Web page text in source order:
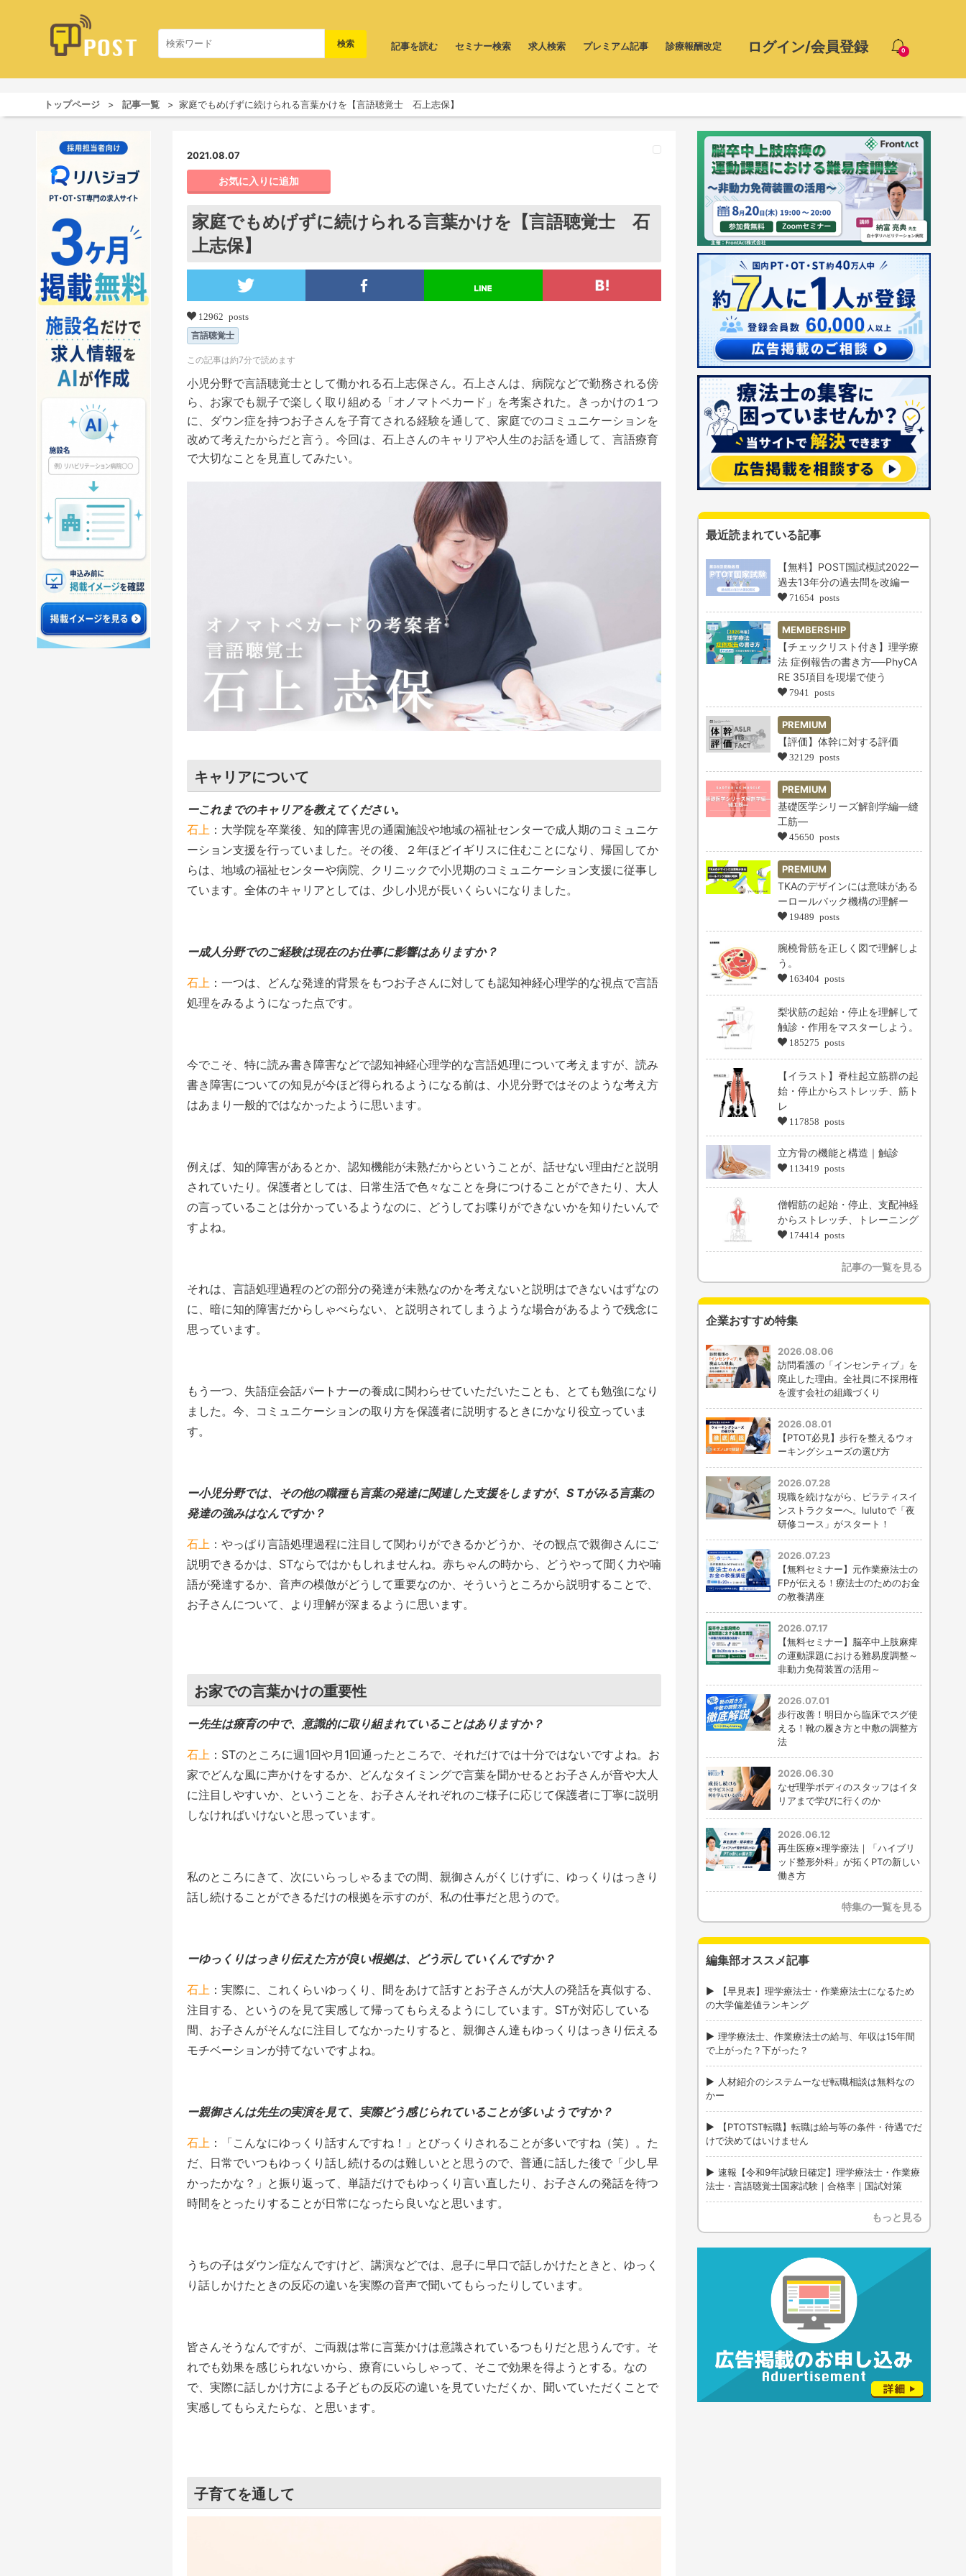
0
ログイン/会員登録
記事を読む セミナー検索 求人検索 プレミアム記事 診療報酬改定
トップページ 記事一覧 家庭でもめげずに続けられる言葉かけを【言語聴覚士 石上志保】
2021.08.07
お気に入りに追加
家庭でもめげずに続けられる言葉かけを【言語聴覚士 石
上志保】
12962 posts
言語聴覚士
この記事は約7分で読めます
小児分野で言語聴覚士として働かれる石上志保さん。石上さんは、病院などで勤務される傍
ら、お家でも親子で楽しく取り組める「オノマトペカード」を考案された。きっかけの１つ
に、ダウン症を持つお子さんを子育てされる経験を通して、家庭でのコミュニケーションを
改めて考えたからだと言う。今回は、石上さんのキャリアや人生のお話を通して、言語療育
で大切なことを見直してみたい。
キャリアについて
ーこれまでのキャリアを教えてください。
石上 ：大学院を卒業後、知的障害児の通園施設や地域の福祉センターで成人期のコミュニケ
ーション支援を行っていました。その後、２年ほどイギリスに住むことになり、帰国してか
らは、地域の福祉センターや病院、クリニックで小児期のコミュニケーション支援に従事し
ています。全体のキャリアとしては、少し小児が長いくらいになりました。
ー成人分野でのご経験は現在のお仕事に影響はありますか？
石上 ：一つは、どんな発達的背景をもつお子さんに対しても認知神経心理学的な視点で言語
処理をみるようになった点です。
今でこそ、特に読み書き障害などで認知神経心理学的な言語処理について考えますが、読み
書き障害についての知見が今ほど得られるようになる前は、小児分野ではそのような考え方
はあまり一般的ではなかったように思います。
例えば、知的障害があるとか、認知機能が未熟だからということが、話せない理由だと説明
されていたり。保護者としては、日常生活で色々なことを身につけることができたり、大人
の言っていることは分かっているようなのに、どうしてお喋りができないかを知りたいんで
すよね。
それは、言語処理過程のどの部分の発達が未熟なのかを考えないと説明はできないはずなの
に、暗に知的障害だからしゃべらない、と説明されてしまうような場合があるようで残念に
思っています。
もう一つ、失語症会話パートナーの養成に関わらせていただいたことも、とても勉強になり
ました。今、コミュニケーションの取り方を保護者に説明するときにかなり役立っていま
す。
ー小児分野では、その他の職種も言葉の発達に関連した支援をしますが、S Tがみる言葉の
発達の強みはなんですか？
石上 ：やっぱり言語処理過程に注目して関わりができるかどうか、その観点で親御さんにご
説明できるかは、STならではかもしれませんね。赤ちゃんの時から、どうやって聞く力や喃
語が発達するか、音声の模倣がどうして重要なのか、そういうところから説明することで、
お子さんについて、より理解が深まるように思います。
お家での言葉かけの重要性
ー先生は療育の中で、意識的に取り組まれていることはありますか？
石上 ：STのところに週1回や月1回通ったところで、それだけでは十分ではないですよね。お
家でどんな風に声かけをするか、どんなタイミングで言葉を聞かせるとお子さんが音や大人
に注目しやすいか、ということを、お子さんそれぞれのご様子に応じて保護者に丁寧に説明
しなければいけないと思っています。
私のところにきて、次にいらっしゃるまでの間、親御さんがくじけずに、ゆっくりはっきり
話し続けることができるだけの根拠を示すのが、私の仕事だと思うので。
ーゆっくりはっきり伝えた方が良い根拠は、どう示していくんですか？
石上 ：実際に、これくらいゆっくり、間をあけて話すとお子さんが大人の発話を真似する、
注目する、というのを見て実感して帰ってもらえるようにしています。STが対応している
間、お子さんがそんなに注目してなかったりすると、親御さん達もゆっくりはっきり伝える
モチベーションが持てないですよね。
ー親御さんは先生の実演を見て、実際どう感じられていることが多いようですか？
石上 ：「こんなにゆっくり話すんですね！」とびっくりされることが多いですね（笑）。た
だ、日常でいつもゆっくり話し続けるのは難しいとと思うので、普通に話した後で「少し早
かったかな？」と振り返って、単語だけでもゆっくり言い直したり、お子さんの発話を待つ
時間をとったりすることが日常になったら良いなと思います。
うちの子はダウン症なんですけど、講演などでは、息子に早口で話しかけたときと、ゆっく
り話しかけたときの反応の違いを実際の音声で聞いてもらったりしています。
皆さんそうなんですが、ご両親は常に言葉かけは意識されているつもりだと思うんです。そ
れでも効果を感じられないから、療育にいらしゃって、そこで効果を得ようとする。なの
で、実際に話しかけ方による子どもの反応の違いを見ていただくか、聞いていただくことで
実感してもらえたらな、と思います。
子育てを通して
最近読まれている記事
【無料】POST国試模試2022ー
過去13年分の過去問を改編ー
71654 posts
MEMBERSHIP
【チェックリスト付き】理学療
法 症例報告の書き方──PhyCA
RE 35項目を現場で使う
7941 posts
PREMIUM
【評価】体幹に対する評価
32129 posts
PREMIUM
基礎医学シリーズ解剖学編―縫
工筋―
45650 posts
PREMIUM
TKAのデザインには意味がある
ーロールバック機構の理解ー
19489 posts
腕橈骨筋を正しく図で理解しよ
う。
163404 posts
梨状筋の起始・停止を理解して
触診・作用をマスターしよう。
185275 posts
【イラスト】脊柱起立筋群の起
始・停止からストレッチ、筋ト
レ
117858 posts
立方骨の機能と構造｜触診
113419 posts
僧帽筋の起始・停止、支配神経
からストレッチ、トレーニング
174414 posts
記事の一覧を見る
企業おすすめ特集
2026.08.06
訪問看護の「インセンティブ」を
廃止した理由。全社員に不採用権
を渡す会社の組織づくり
2026.08.01
【PTOT必見】歩行を整えるウォ
ーキングシューズの選び方
2026.07.28
現職を続けながら、ピラティスイ
ンストラクターへ。lulutoで「夜
研修コース」がスタート！
2026.07.23
【無料セミナー】元作業療法士の
FPが伝える！療法士のためのお金
の教養講座
2026.07.17
【無料セミナー】脳卒中上肢麻痺
の運動課題における難易度調整～
非動力免荷装置の活用～
2026.07.01
歩行改善！明日から臨床でスグ使
える！靴の履き方と中敷の調整方
法
2026.06.30
なぜ理学ボディのスタッフはイタ
リアまで学びに行くのか
2026.06.12
再生医療×理学療法｜「ハイブリ
ッド整形外科」が拓くPTの新しい
働き方
特集の一覧を見る
編集部オススメ記事
【早見表】理学療法士・作業療法士になるため
の大学偏差値ランキング
理学療法士、作業療法士の給与、年収は15年間
で上がった？下がった？
人材紹介のシステムーなぜ転職相談は無料なの
かー
【PTOTST転職】転職は給与等の条件・待遇でだ
けで決めてはいけません
速報【令和9年試験日確定】理学療法士・作業療
法士・言語聴覚士国家試験｜合格率｜国試対策
もっと見る